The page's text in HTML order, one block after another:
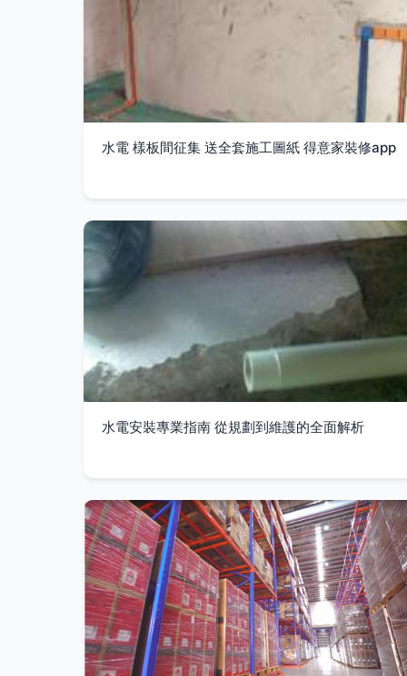
水電 樣板間征集 送全套施工圖紙 得意家裝修app
水電安裝專業指南 從規劃到維護的全面解析